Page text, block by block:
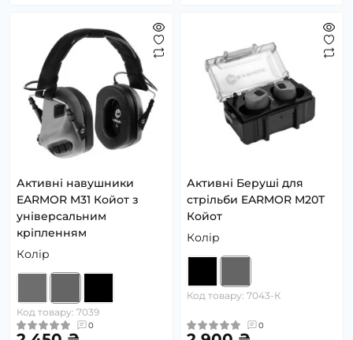
Активні навушники
EARMOR M31 Койот з
універсальним
кріпленням
Колір
Код товару: 7039
0
Активні Беруші для
стрільби EARMOR M20T
Койот
Колір
Код товару: 7043-К
0